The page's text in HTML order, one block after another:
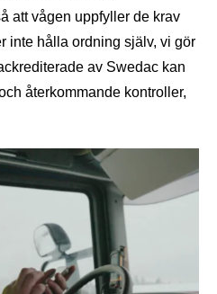
att vågen uppfyller de krav
inte hålla ordning själv, vi gör
av Swedac kan
återkommande kontroller,